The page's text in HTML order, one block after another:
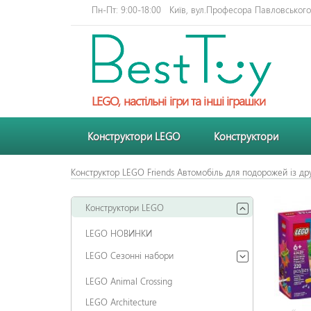
Пн-Пт: 9:00-18:00 Київ, вул.Професора
LEGO, настільні ігри та інші іграшки
Конструктори LEGO Конструктори
Конструктор LEGO Friends Автомобіль для подорожей із
Конструктори LEGO
LEGO НОВИНКИ
LEGO Сезонні набори
LEGO Animal Crossing
LEGO Architecture